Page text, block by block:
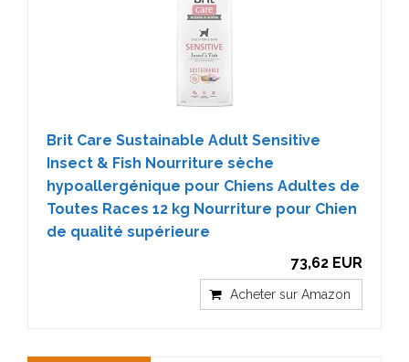
Brit Care Sustainable Adult Sensitive
Insect & Fish Nourriture sèche
hypoallergénique pour Chiens Adultes de
Toutes Races 12 kg Nourriture pour Chien
de qualité supérieure
73,62 EUR
Acheter sur Amazon